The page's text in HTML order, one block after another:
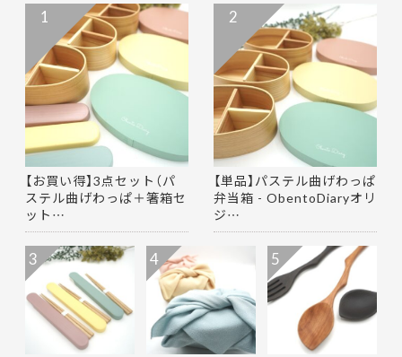
【お買い得】3点セット（パ
ステル曲げわっぱ＋箸箱セ
ット…
1
【単品】パステル曲げわっぱ
弁当箱 - ObentoDiaryオリ
ジ…
2
3 4 5